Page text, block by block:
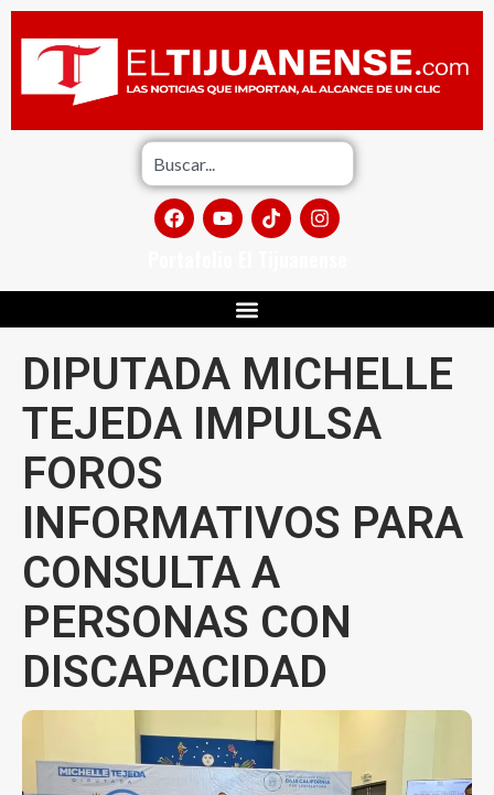
DIPUTADA MICHELLE
TEJEDA IMPULSA
FOROS
INFORMATIVOS PARA
CONSULTA A
PERSONAS CON
DISCAPACIDAD